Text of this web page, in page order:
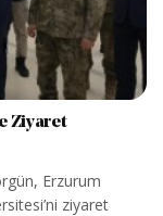
Ziyaret
Erzurum
ziyaret